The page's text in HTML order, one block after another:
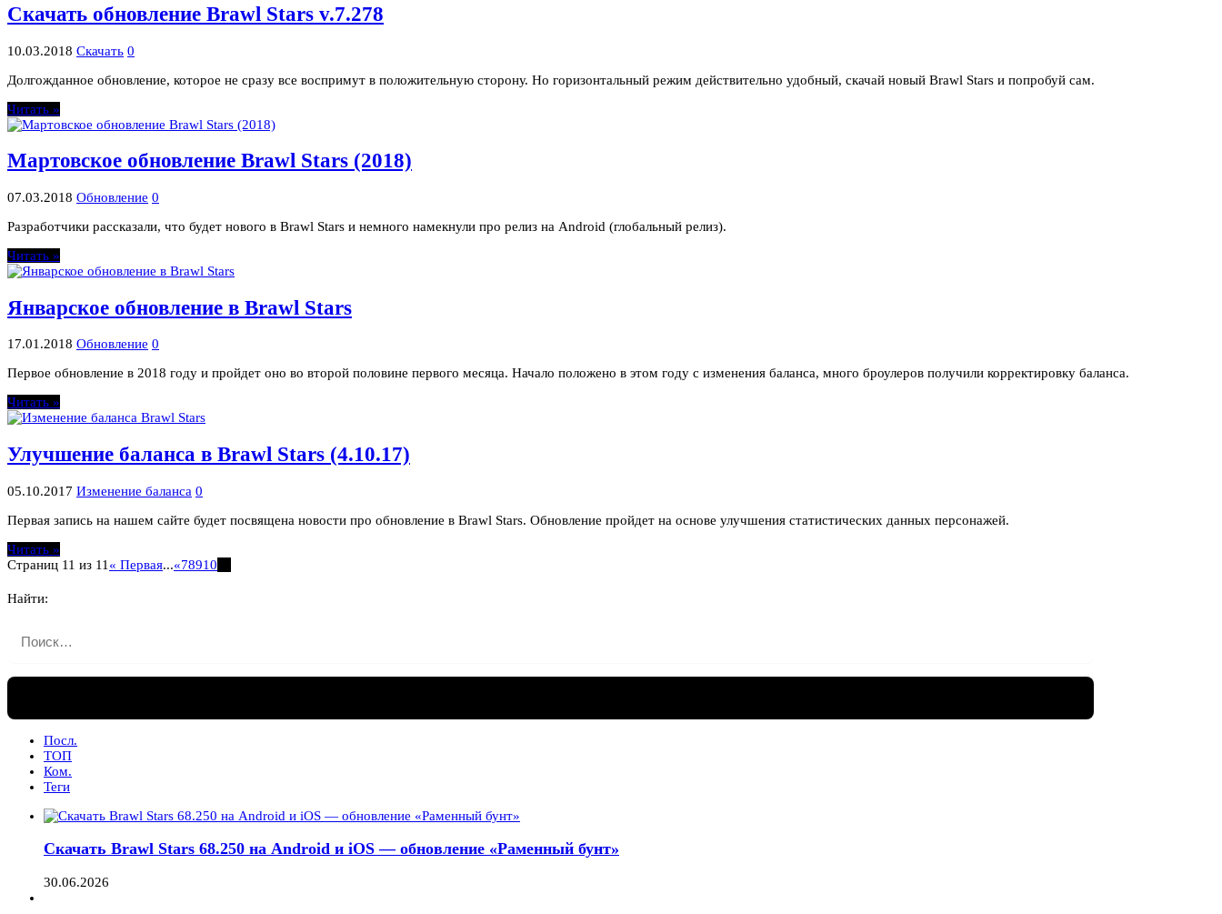
Скачать обновление Brawl Stars v.7.278
10.03.2018 Скачать 0
Долгожданное обновление, которое не сразу все воспримут в положительную сторону. Но горизонтальный режим действительно удобный, скачай новый Brawl Stars и попробуй сам.
Читать »
Мартовское обновление Brawl Stars (2018)
07.03.2018 Обновление 0
Разработчики рассказали, что будет нового в Brawl Stars и немного намекнули про релиз на Android (глобальный релиз).
Читать »
Январское обновление в Brawl Stars
17.01.2018 Обновление 0
Первое обновление в 2018 году и пройдет оно во второй половине первого месяца. Начало положено в этом году с изменения баланса, много броулеров получили корректировку баланса.
Читать »
Улучшение баланса в Brawl Stars (4.10.17)
05.10.2017 Изменение баланса 0
Первая запись на нашем сайте будет посвящена новости про обновление в Brawl Stars. Обновление пройдет на основе улучшения статистических данных персонажей.
Читать »
Страниц 11 из 11 « Первая...«78910
Найти:
Посл.
ТОП
Ком.
Теги
Скачать Brawl Stars 68.250 на Android и iOS — обновление «Раменный бунт»
30.06.2026